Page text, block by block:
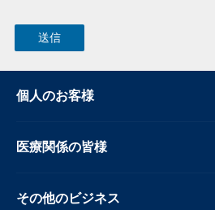
個人のお客様
医療関係の皆様
その他のビジネス